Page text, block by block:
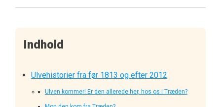
Indhold
Ulvehistorier fra før 1813 og efter 2012
Ulven kommer! Er den allerede her, hos os i Træden?